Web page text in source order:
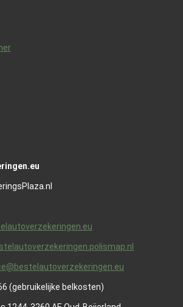
(gebruikelijke belkosten)